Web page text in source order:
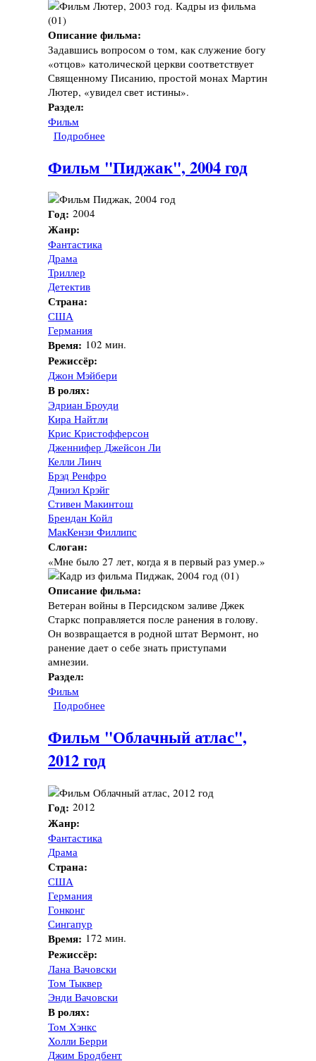
Описание фильма:
Задавшись вопросом о том, как служение богу
«отцов» католической церкви соответствует
Священному Писанию, простой монах Мартин
Лютер, «увидел свет истины».
Раздел:
Фильм
Подробнее
Фильм "Пиджак", 2004 год
Год: 2004
Жанр:
Фантастика
Драма
Триллер
Детектив
Страна:
США
Германия
Время: 102 мин.
Режиссёр:
Джон Мэйбери
В ролях:
Эдриан Броуди
Кира Найтли
Крис Кристофферсон
Дженнифер Джейсон Ли
Келли Линч
Брэд Ренфро
Дэниэл Крэйг
Стивен Макинтош
Брендан Койл
МакКензи Филлипс
Слоган:
«Мне было 27 лет, когда я в первый раз умер.»
Описание фильма:
Ветеран войны в Персидском заливе Джек
Старкс поправляется после ранения в голову.
Он возвращается в родной штат Вермонт, но
ранение дает о себе знать приступами
амнезии.
Раздел:
Фильм
Подробнее
Фильм "Облачный атлас",
2012 год
Год: 2012
Жанр:
Фантастика
Драма
Страна:
США
Германия
Гонконг
Сингапур
Время: 172 мин.
Режиссёр:
Лана Вачовски
Том Тыквер
Энди Вачовски
В ролях:
Том Хэнкс
Холли Берри
Джим Бродбент